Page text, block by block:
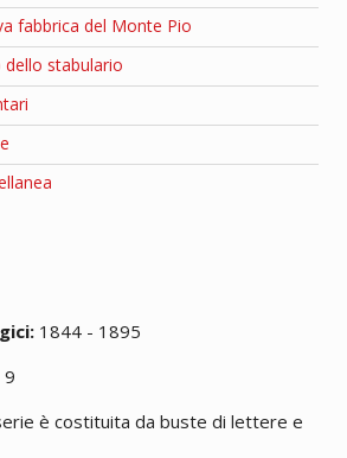
fabbrica del Monte Pio
dello stabulario
1844 - 1895
è costituita da buste di lettere e